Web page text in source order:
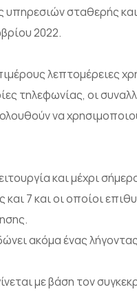
σταθερής
2022.
λεπτομέρειες
τηλεφωνίας, οι
να
και μέχρι
7 και οι οποίοι
ακόμα ένας
με βάση τον